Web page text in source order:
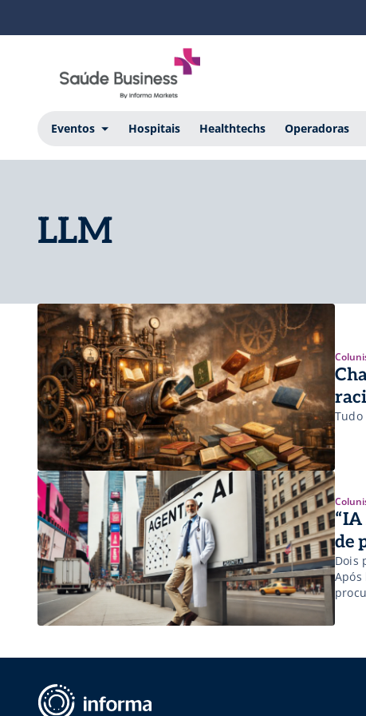
Eventos Hospitais Healthtechs Operadoras
LLM
Tudo
de
Dois